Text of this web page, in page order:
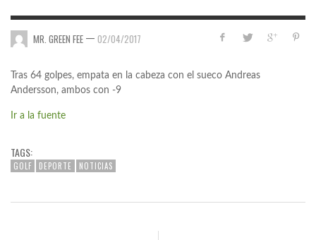
MR. GREEN FEE — 02/04/2017
Tras 64 golpes, empata en la cabeza con el sueco Andreas
Andersson, ambos con -9
Ir a la fuente
TAGS:
GOLF DEPORTE NOTICIAS